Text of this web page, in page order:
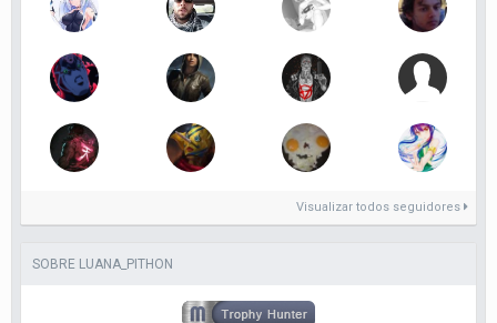
Visualizar todos seguidores
SOBRE LUANA_PITHON